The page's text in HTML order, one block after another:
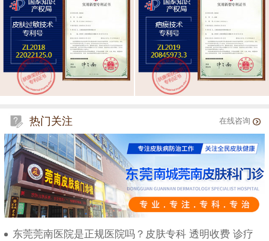
热门关注 在线咨询
东莞莞南医院是正规医院吗？皮肤专科 透明收费 诊疗